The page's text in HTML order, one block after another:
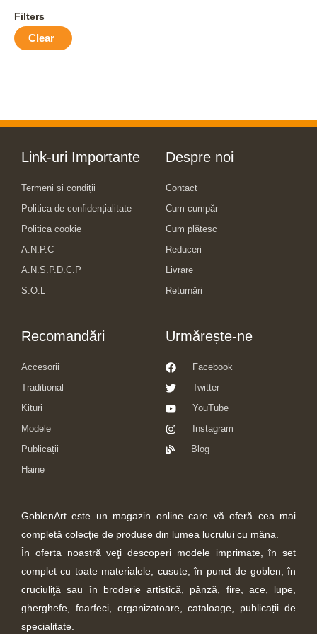
Filters
Clear
Link-uri Importante
Termeni și condiții
Politica de confidențialitate
Politica cookie
A.N.P.C
A.N.S.P.D.C.P
S.O.L
Despre noi
Contact
Cum cumpăr
Cum plătesc
Reduceri
Livrare
Returnări
Recomandări
Accesorii
Traditional
Kituri
Modele
Publicații
Haine
Urmărește-ne
Facebook
Twitter
YouTube
Instagram
Blog
GoblenArt este un magazin online care vă oferă cea mai
completă colecție de produse din lumea lucrului cu mâna.
În oferta noastră veţi descoperi modele imprimate, în set
complet cu toate materialele, cusute, în punct de goblen, în
cruciuliţă sau în broderie artistică, pânză, fire, ace, lupe,
gherghefe, foarfeci, organizatoare, cataloage, publicații de
specialitate.